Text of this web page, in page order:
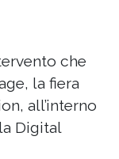
che
la fiera
all’interno
Digital